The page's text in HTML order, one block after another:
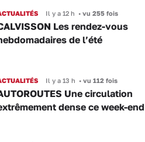
Il y a 12 h •vu 255 fois
Les rendez-vous
de l’été
Il y a 13 h •vu 112 fois
Une circulation
dense ce week-end